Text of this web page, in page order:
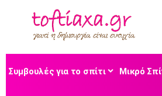
Συμβουλές για το σπίτι Μικρό